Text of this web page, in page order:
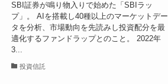
SBI証券が鳴り物入りで始めた「SBIラッ
プ」。 AIを搭載し40種以上のマーケットデー
タを分析、市場動向を先読みし投資配分を最
適化するファンドラップとのこと。 2022年
3...
投資信託